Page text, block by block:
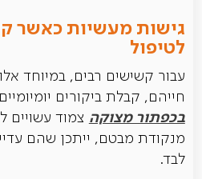
גישות מעשיות כאשר
לטיפול
עבור קשישים רבים, במיוחד
חייהם, קבלת ביקורים
בכפתור מצוקה צמוד עשויים
מנקודת מבטם, ייתכן שהם
לבד.